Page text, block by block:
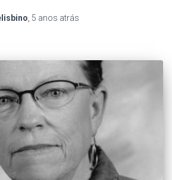
, 5 anos atrás